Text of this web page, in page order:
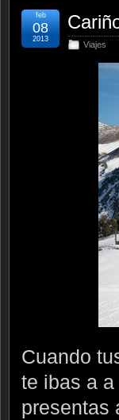
Viajes
feb
08
2013
Cuando
te ibas a
presentas